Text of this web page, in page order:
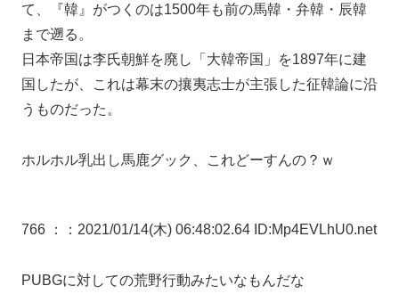
て、『韓』がつくのは1500年も前の馬韓・弁韓・辰韓
まで遡る。
日本帝国は李氏朝鮮を廃し「大韓帝国」を1897年に建
国したが、これは幕末の攘夷志士が主張した征韓論に沿
うものだった。
ホルホル乳出し馬鹿グック、これどーすんの？ｗ
766 ： ：2021/01/14(木) 06:48:02.64 ID:Mp4EVLhU0.net
PUBGに対しての荒野行動みたいなもんだな